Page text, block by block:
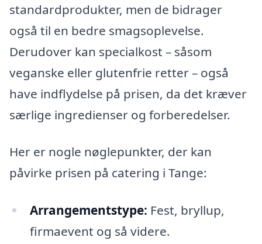
standardprodukter, men de bidrager
også til en bedre smagsoplevelse.
Derudover kan specialkost – såsom
veganske eller glutenfrie retter – også
have indflydelse på prisen, da det kræver
særlige ingredienser og forberedelser.
Her er nogle nøglepunkter, der kan
påvirke prisen på catering i Tange:
Arrangementstype: Fest, bryllup,
firmaevent og så videre.